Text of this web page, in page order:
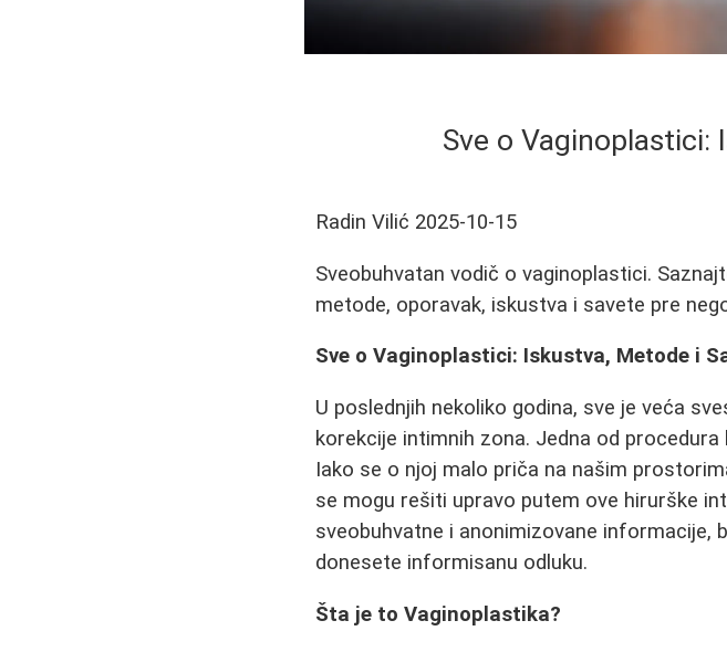
Sve o Vaginoplastici:
Radin Vilić 2025-10-15
Sveobuhvatan vodič o vaginoplastici.
metode, oporavak, iskustva i savete pre
Sve o Vaginoplastici: Iskustva, Metode i
U poslednjih nekoliko godina, sve je veća
korekcije intimnih zona. Jedna od
Iako se o njoj malo priča na našim
se mogu rešiti upravo putem ove hirurške
sveobuhvatne i anonimizovane informacije,
donesete informisanu odluku.
Šta je to Vaginoplastika?